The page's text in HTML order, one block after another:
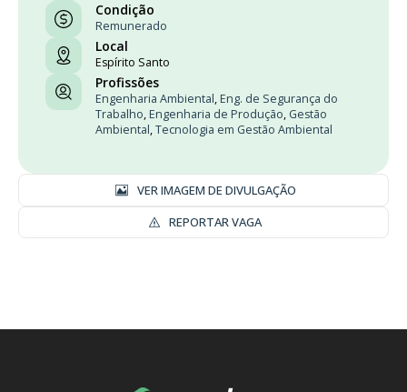
Condição
Remunerado
Local
Espírito Santo
Profissões
Engenharia Ambiental, Eng. de Segurança do
Trabalho, Engenharia de Produção, Gestão
Ambiental,Tecnologia em Gestão Ambiental
VER IMAGEM DE DIVULGAÇÃO
REPORTAR VAGA